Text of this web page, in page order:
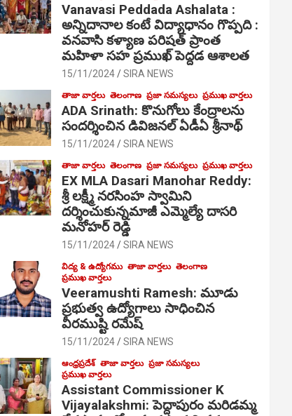
Vanavasi Peddada Ashalata :
అన్నిదానాల కంటే విద్యాధానం గొప్పది :
వనవాసి కళ్యాణ పరిషత్ ప్రాంత
మహిళా సహ ప్రముఖ్ పెద్దడ ఆశాలత
15/11/2024 SIRA NEWS
తాజా వార్తలు తెలంగాణ ప్రజా సమస్యలు ప్రముఖ వార్తలు
ADA Srinath: కొనుగోలు కేంద్రాల‌ను
సంద‌ర్శించిన డివిజనల్ ఏడీఏ శ్రీనాథ్
15/11/2024 SIRA NEWS
తాజా వార్తలు తెలంగాణ ప్రజా సమస్యలు ప్రముఖ వార్తలు
EX MLA Dasari Manohar Reddy:
శ్రీ లక్ష్మీ నరసింహ స్వామిని
దర్శించుకున్నమాజీ ఎమ్మెల్యే దాసరి
మనోహర్ రెడ్డి
15/11/2024 SIRA NEWS
విద్య & ఉద్యోగము తాజా వార్తలు తెలంగాణ
ప్రముఖ వార్తలు
Veeramushti Ramesh: మూడు
ప్రభుత్వ ఉద్యోగాలు సాధించిన
వీరముష్టి రమేష్
15/11/2024 SIRA NEWS
ఆంధ్రప్రదేశ్ తాజా వార్తలు ప్రజా సమస్యలు
ప్రముఖ వార్తలు
Assistant Commissioner K
Vijayalakshmi: పెద్దాపురం మరిడమ్మ